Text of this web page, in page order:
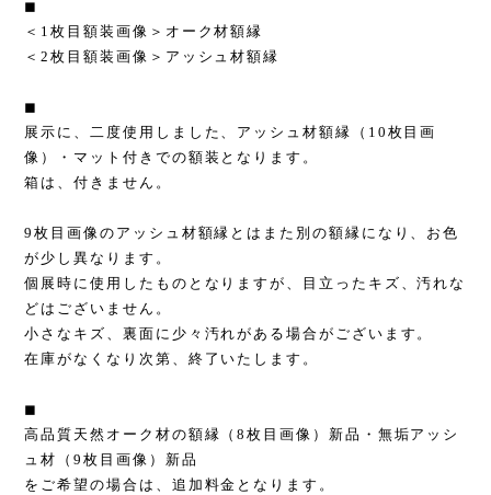
◼︎
＜1枚目額装画像＞オーク材額縁
＜2枚目額装画像＞アッシュ材額縁
◼︎
展示に、二度使用しました、アッシュ材額縁（10枚目画
像）・マット付きでの額装となります。
箱は、付きません。
9枚目画像のアッシュ材額縁とはまた別の額縁になり、お色
が少し異なります。
個展時に使用したものとなりますが、目立ったキズ、汚れな
どはございません。
小さなキズ、裏面に少々汚れがある場合がございます。
在庫がなくなり次第、終了いたします。
◼︎
高品質天然オーク材の額縁（8枚目画像）新品・無垢アッシ
ュ材（9枚目画像）新品
をご希望の場合は、追加料金となります。